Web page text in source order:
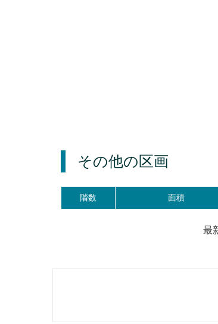
その他の区画
階数 面積
最